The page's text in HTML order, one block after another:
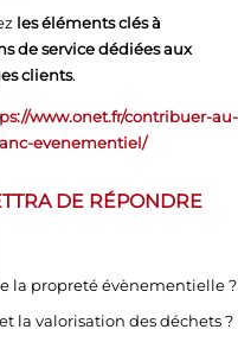
les éléments clés à
de service dédiées aux
clients.
www.onet.fr/contribuer-au-
evenementiel/
DE RÉPONDRE
la propreté évènementielle ?
la valorisation des déchets ?